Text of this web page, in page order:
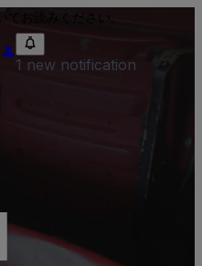
てお読みください。
1 new notification